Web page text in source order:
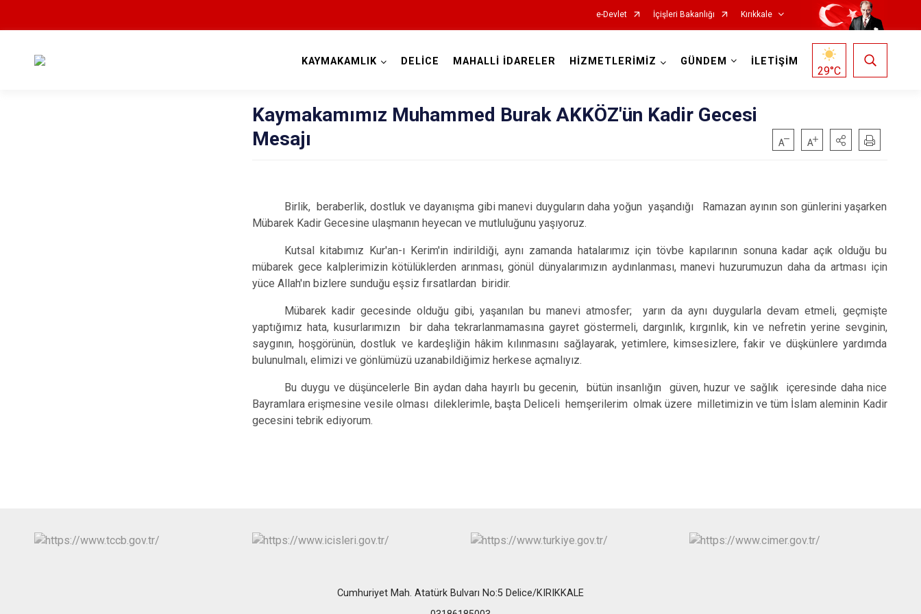
e-Devlet İçişleri Bakanlığı Kırıkkale
Bahşili
Balışeyh
Çelebi
Delice
Keskin
Sulakyurt
Yahşihan
KAYMAKAMLIK DELİCE MAHALLİ İDARELER HİZMETLERİMİZ GÜNDEM İLETİŞİM
29°C
Kaymakamımız Muhammed Burak AKKÖZ'ün Kadir Gecesi
Mesajı
Birlik, beraberlik, dostluk ve dayanışma gibi manevi duyguların daha yoğun yaşandığı Ramazan ayının son günlerini yaşarken
Mübarek Kadir Gecesine ulaşmanın heyecan ve mutluluğunu yaşıyoruz.
Kutsal kitabımız Kur'an-ı Kerim'in indirildiği, aynı zamanda hatalarımız için tövbe kapılarının sonuna kadar açık olduğu bu
mübarek gece kalplerimizin kötülüklerden arınması, gönül dünyalarımızın aydınlanması, manevi huzurumuzun daha da artması için
yüce Allah'ın bizlere sunduğu eşsiz fırsatlardan biridir.
Mübarek kadir gecesinde olduğu gibi, yaşanılan bu manevi atmosfer; yarın da aynı duygularla devam etmeli, geçmişte
yaptığımız hata, kusurlarımızın bir daha tekrarlanmamasına gayret göstermeli, dargınlık, kırgınlık, kin ve nefretin yerine sevginin,
saygının, hoşgörünün, dostluk ve kardeşliğin hâkim kılınmasını sağlayarak, yetimlere, kimsesizlere, fakir ve düşkünlere yardımda
bulunulmalı, elimizi ve gönlümüzü uzanabildiğimiz herkese açmalıyız.
Bu duygu ve düşüncelerle Bin aydan daha hayırlı bu gecenin, bütün insanlığın güven, huzur ve sağlık içeresinde daha nice
Bayramlara erişmesine vesile olması dileklerimle, başta Deliceli hemşerilerim olmak üzere milletimizin ve tüm İslam aleminin Kadir
gecesini tebrik ediyorum.
Cumhuriyet Mah. Atatürk Bulvarı No:5 Delice/KIRIKKALE